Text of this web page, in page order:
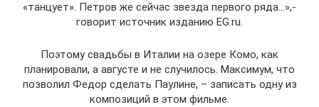
«танцует». Петров же сейчас звезда первого ряда…»,-
говорит источник изданию EG.ru.
Поэтому свадьбы в Италии на озере Комо, как
планировали, а августе и не случилось. Максимум, что
позволил Федор сделать Паулине, – записать одну из
композиций в этом фильме.